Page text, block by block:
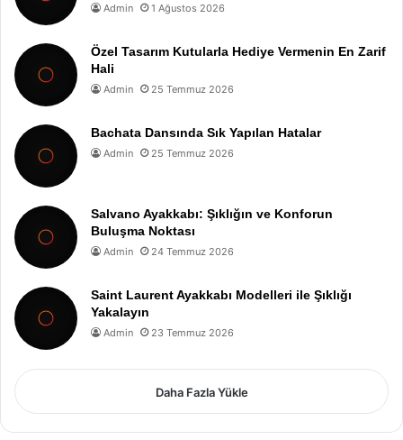
Admin 1 Ağustos 2026
Özel Tasarım Kutularla Hediye Vermenin En Zarif
Hali
Admin 25 Temmuz 2026
Bachata Dansında Sık Yapılan Hatalar
Admin 25 Temmuz 2026
Salvano Ayakkabı: Şıklığın ve Konforun
Buluşma Noktası
Admin 24 Temmuz 2026
Saint Laurent Ayakkabı Modelleri ile Şıklığı
Yakalayın
Admin 23 Temmuz 2026
Daha Fazla Yükle